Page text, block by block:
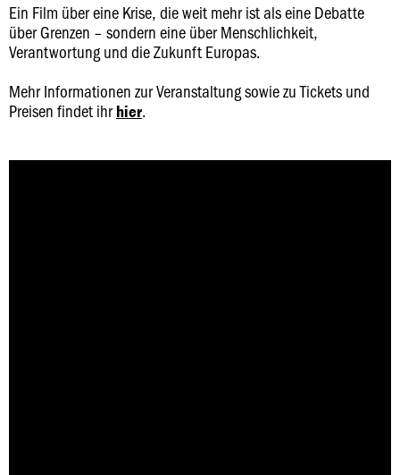
Ein Film über eine Krise, die weit mehr ist als eine Debatte
über Grenzen – sondern eine über Menschlichkeit,
Verantwortung und die Zukunft Europas.
Mehr Informationen zur Veranstaltung sowie zu Tickets und
Preisen findet ihrhier.